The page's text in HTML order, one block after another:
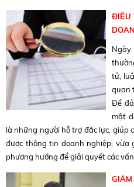
ĐIỀU
tử,
quan
Để
mật
là những người hỗ trợ đắc lực, giúp
được thông tin doanh nghiệp, vừa
phương hướng để giải quyết các
GIÁM